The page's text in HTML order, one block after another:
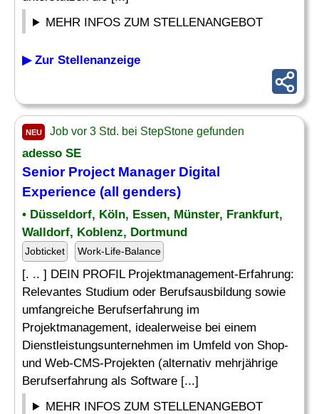
MEHR INFOS ZUM STELLENANGEBOT
▶ Zur Stellenanzeige
NEU Job vor 3 Std. bei StepStone gefunden
adesso SE
Senior Project Manager Digital
Experience (all genders)
• Düsseldorf, Köln, Essen, Münster, Frankfurt,
Walldorf, Koblenz, Dortmund
Jobticket Work-Life-Balance
[. .. ] DEIN PROFIL Projektmanagement-Erfahrung:
Relevantes Studium oder Berufsausbildung sowie
umfangreiche Berufserfahrung im
Projektmanagement, idealerweise bei einem
Dienstleistungsunternehmen im Umfeld von Shop-
und Web-CMS-Projekten (alternativ mehrjährige
Berufserfahrung als Software [...]
MEHR INFOS ZUM STELLENANGEBOT